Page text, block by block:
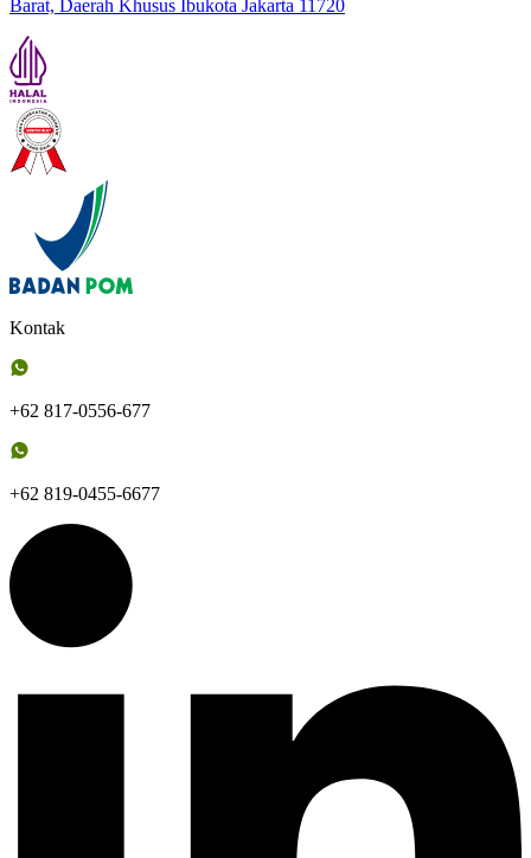
Barat, Daerah Khusus Ibukota Jakarta 11720
Kontak
+62 817-0556-677
+62 819-0455-6677